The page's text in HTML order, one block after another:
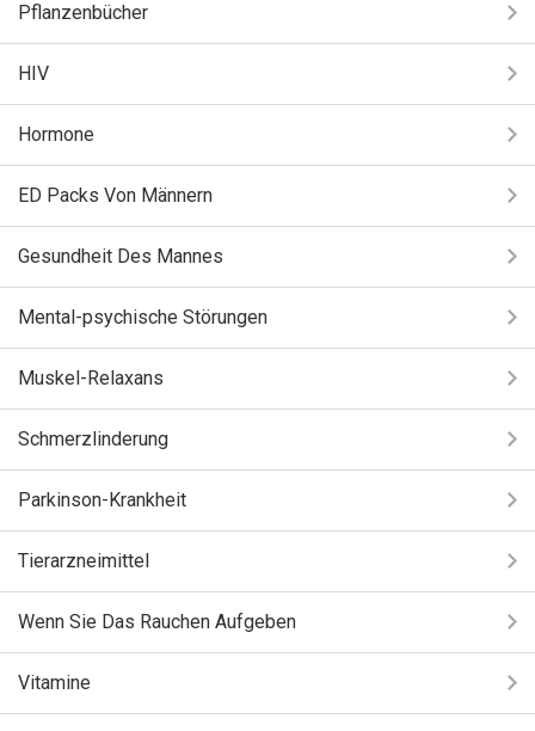
Pflanzenbücher
HIV
Hormone
ED Packs Von Männern
Gesundheit Des Mannes
Mental-psychische Störungen
Muskel-Relaxans
Schmerzlinderung
Parkinson-Krankheit
Tierarzneimittel
Wenn Sie Das Rauchen Aufgeben
Vitamine